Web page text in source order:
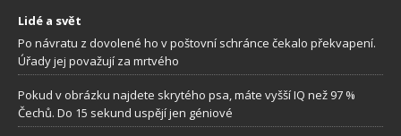
Lidé a svět
Po návratu z dovolené ho v poštovní schránce čekalo překvapení.
Úřady jej považují za mrtvého
Pokud v obrázku najdete skrytého psa, máte vyšší IQ než 97 %
Čechů. Do 15 sekund uspějí jen géniové